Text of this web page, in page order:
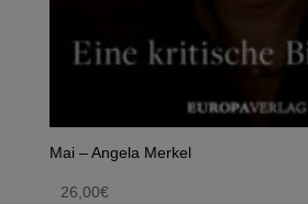
Mai – Angela Merkel
26,00€